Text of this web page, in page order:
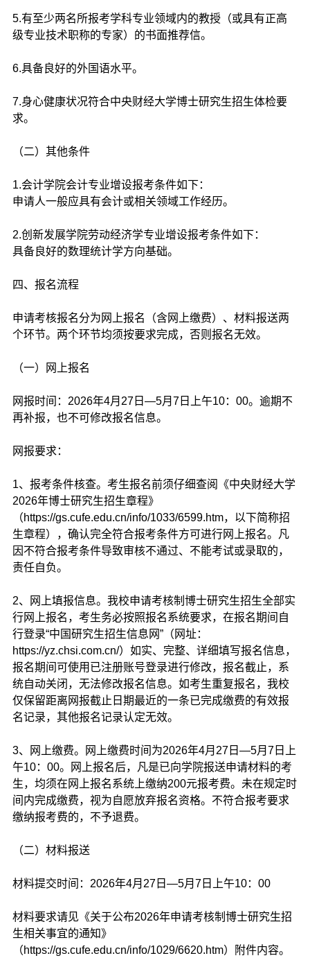
5.有至少两名所报考学科专业领域内的教授（或具有正高
级专业技术职称的专家）的书面推荐信。
6.具备良好的外国语水平。
7.身心健康状况符合中央财经大学博士研究生招生体检要
求。
（二）其他条件
1.会计学院会计专业增设报考条件如下：
申请人一般应具有会计或相关领域工作经历。
2.创新发展学院劳动经济学专业增设报考条件如下：
具备良好的数理统计学方向基础。
四、报名流程
申请考核报名分为网上报名（含网上缴费）、材料报送两
个环节。两个环节均须按要求完成，否则报名无效。
（一）网上报名
网报时间：2026年4月27日—5月7日上午10：00。逾期不
再补报，也不可修改报名信息。
网报要求：
1、报考条件核查。考生报名前须仔细查阅《中央财经大学
2026年博士研究生招生章程》
（https://gs.cufe.edu.cn/info/1033/6599.htm，以下简称招
生章程），确认完全符合报考条件方可进行网上报名。凡
因不符合报考条件导致审核不通过、不能考试或录取的，
责任自负。
2、网上填报信息。我校申请考核制博士研究生招生全部实
行网上报名，考生务必按照报名系统要求，在报名期间自
行登录“中国研究生招生信息网”（网址：
https://yz.chsi.com.cn/）如实、完整、详细填写报名信息，
报名期间可使用已注册账号登录进行修改，报名截止，系
统自动关闭，无法修改报名信息。如考生重复报名，我校
仅保留距离网报截止日期最近的一条已完成缴费的有效报
名记录，其他报名记录认定无效。
3、网上缴费。网上缴费时间为2026年4月27日—5月7日上
午10：00。网上报名后，凡是已向学院报送申请材料的考
生，均须在网上报名系统上缴纳200元报考费。未在规定时
间内完成缴费，视为自愿放弃报名资格。不符合报考要求
缴纳报考费的，不予退费。
（二）材料报送
材料提交时间：2026年4月27日—5月7日上午10：00
材料要求请见《关于公布2026年申请考核制博士研究生招
生相关事宜的通知》
（https://gs.cufe.edu.cn/info/1029/6620.htm）附件内容。